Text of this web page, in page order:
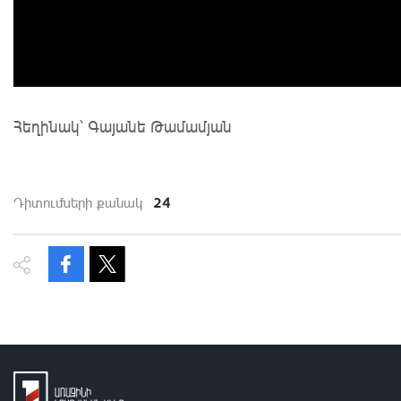
Հեղինակ՝ Գայանե Թամամյան
Դիտումների քանակ 24